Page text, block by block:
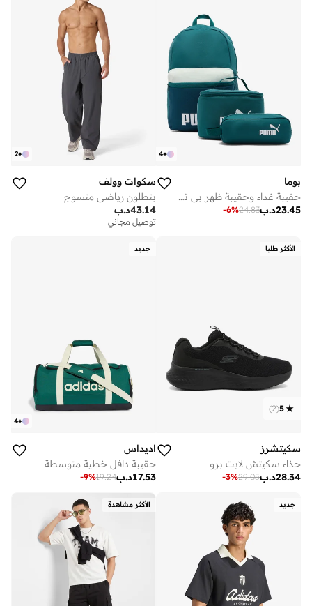
+
4
بوما
حقيبة غداء وحقيبة ظهر بي تي إس
د.ب23.45
24.83
-6%
+
2
سكوات وولف
بنطلون رياضي منسوج
د.ب43.14
توصيل مجاني
الأكثر طلبا
5
(
2
)
سكيتشرز
حذاء سكيتش لايت برو
د.ب28.34
29.05
-3%
جديد
+
4
اديداس
حقيبة دافل خطية متوسطة
د.ب17.53
19.24
-9%
جديد الأكثر مشاهدة